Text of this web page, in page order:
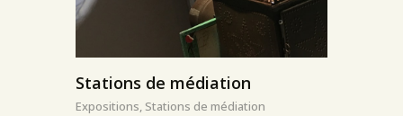
Stations de médiation
Expositions, Stations de médiation